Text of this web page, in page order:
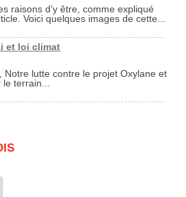
raisons d’y être, comme expliqué
Voici quelques images de cette...
et loi climat
Notre lutte contre le projet Oxylane et
terrain...